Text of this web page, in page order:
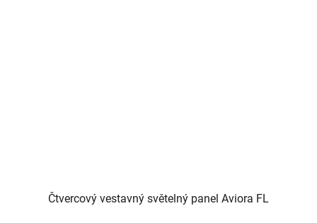
Čtvercový vestavný světelný panel Aviora FL